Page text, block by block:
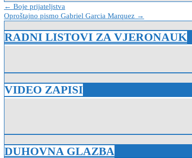
Navigacija
objava
← Boje prijateljstva
Oproštajno pismo Gabriel Garcia Marquez →
RADNI LISTOVI ZA VJERONAUK
VIDEO ZAPISI
DUHOVNA GLAZBA